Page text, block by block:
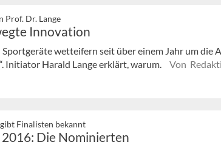
Prof. Dr. Lange
Innovation
wetteifern seit über einem Jahr um die
Initiator Harald Lange erklärt, warum.
Von
Finalisten bekannt
2016: Die Nominierten